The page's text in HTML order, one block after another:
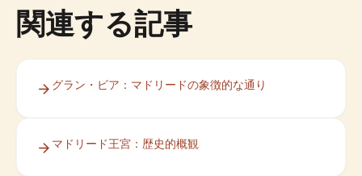
関連する記事
グラン・ビア：マドリードの象徴的な通り
マドリード王宮：歴史的概観